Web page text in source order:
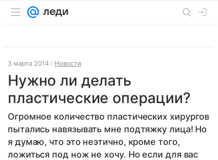
3 марта 2014 Новости
Нужно ли делать
пластические операции?
Огромное количество пластических хирургов
пытались навязывать мне подтяжку лица! Но
я думаю, что это неэтично, кроме того,
ложиться под нож не хочу. Но если для вас